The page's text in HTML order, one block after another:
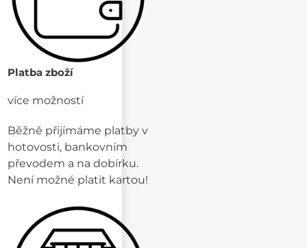
Platba zboží
více možností
Běžně přijímáme platby v
hotovosti, bankovním
převodem a na dobírku.
Není možné platit kartou!